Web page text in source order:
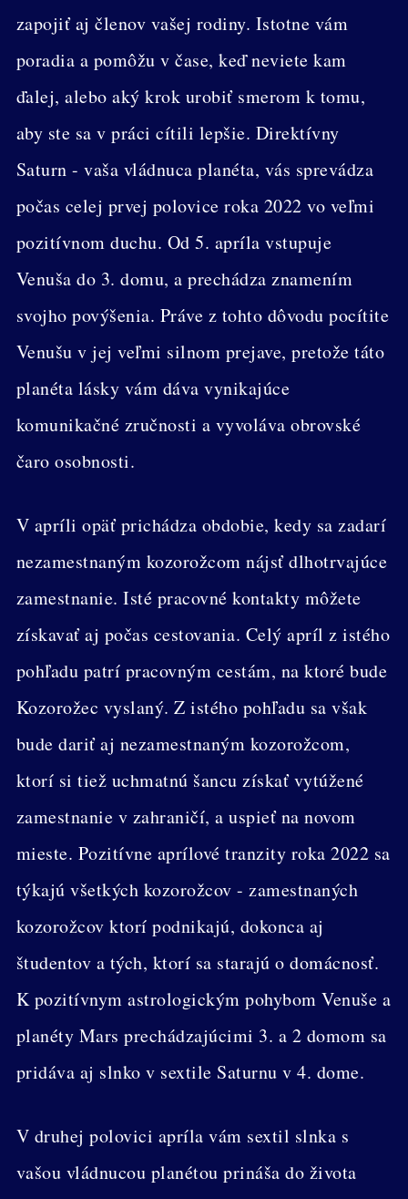
zapojiť aj členov vašej rodiny. Istotne vám
poradia a pomôžu v čase, keď neviete kam
ďalej, alebo aký krok urobiť smerom k tomu,
aby ste sa v práci cítili lepšie. Direktívny
Saturn - vaša vládnuca planéta, vás sprevádza
počas celej prvej polovice roka 2022 vo veľmi
pozitívnom duchu. Od 5. apríla vstupuje
Venuša do 3. domu, a prechádza znamením
svojho povýšenia. Práve z tohto dôvodu pocítite
Venušu v jej veľmi silnom prejave, pretože táto
planéta lásky vám dáva vynikajúce
komunikačné zručnosti a vyvoláva obrovské
čaro osobnosti.
V apríli opäť prichádza obdobie, kedy sa zadarí
nezamestnaným kozorožcom nájsť dlhotrvajúce
zamestnanie. Isté pracovné kontakty môžete
získavať aj počas cestovania. Celý apríl z istého
pohľadu patrí pracovným cestám, na ktoré bude
Kozorožec vyslaný. Z istého pohľadu sa však
bude dariť aj nezamestnaným kozorožcom,
ktorí si tiež uchmatnú šancu získať vytúžené
zamestnanie v zahraničí, a uspieť na novom
mieste. Pozitívne aprílové tranzity roka 2022 sa
týkajú všetkých kozorožcov - zamestnaných
kozorožcov ktorí podnikajú, dokonca aj
študentov a tých, ktorí sa starajú o domácnosť.
K pozitívnym astrologickým pohybom Venuše a
planéty Mars prechádzajúcimi 3. a 2 domom sa
pridáva aj slnko v sextile Saturnu v 4. dome.
V druhej polovici apríla vám sextil slnka s
vašou vládnucou planétou prináša do života